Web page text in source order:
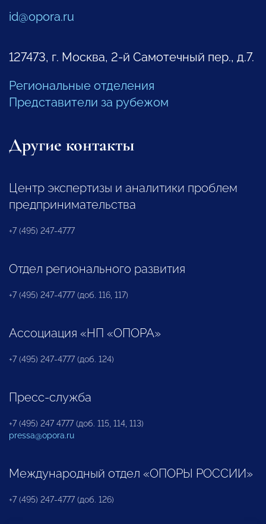
id@opora.ru
127473, г. Москва, 2-й Самотечный пер., д.7.
Региональные отделения
Представители за рубежом
Другие контакты
Центр экспертизы и аналитики проблем
предпринимательства
+7 (495) 247-4777
Отдел регионального развития
+7 (495) 247-4777 (доб. 116, 117)
Ассоциация «НП «ОПОРА»
+7 (495) 247-4777 (доб. 124)
Пресс-служба
+7 (495) 247 4777 (доб. 115, 114, 113)
pressa@opora.ru
Международный отдел «ОПОРЫ РОССИИ»
+7 (495) 247-4777 (доб. 126)